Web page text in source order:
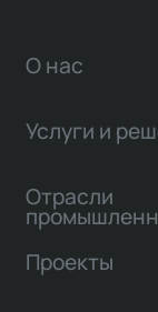
О нас
Услуги и
Отрасли
Проекты